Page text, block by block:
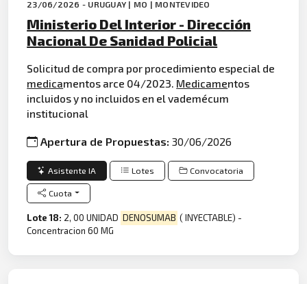
23/06/2026 - URUGUAY | MO | MONTEVIDEO
Ministerio Del Interior - Dirección
Nacional De Sanidad Policial
Solicitud de compra por procedimiento especial de
medicamentos arce 04/2023. Medicamentos
incluidos y no incluidos en el vademécum
institucional
Apertura de Propuestas:30/06/2026
Asistente IA Lotes Convocatoria
Cuota
Lote 18: 2, 00 UNIDAD DENOSUMAB ( INYECTABLE) -
Concentracion 60 MG